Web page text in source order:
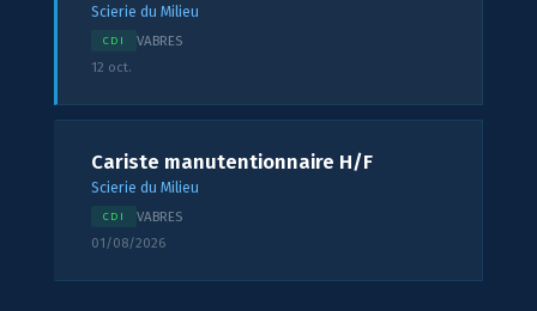
Scierie du Milieu
CDI
VABRES
12 oct.
Cariste manutentionnaire H/F
Scierie du Milieu
CDI
VABRES
01/08/2026